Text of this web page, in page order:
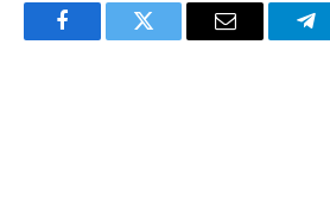
FacebookTwitter Email